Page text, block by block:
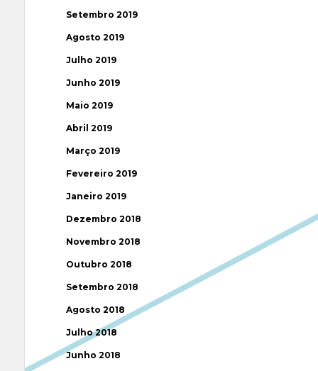
Setembro 2019
Agosto 2019
Julho 2019
Junho 2019
Maio 2019
Abril 2019
Março 2019
Fevereiro 2019
Janeiro 2019
Dezembro 2018
Novembro 2018
Outubro 2018
Setembro 2018
Agosto 2018
Julho 2018
Junho 2018